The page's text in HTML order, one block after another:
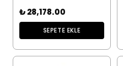
₺ 28,178.00
SEPETE EKLE